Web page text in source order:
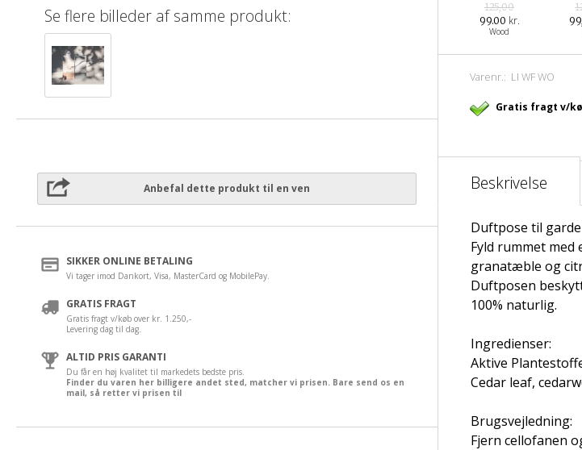
Se flere billeder af samme produkt:
125,00
99.00 kr.
Wood
Varenr.: LI WF WO
Gratis fragt v/
Beskrivelse
Duftpose til
Fyld rummet
granatæble og
Duftposen
100% naturlig.
Ingredienser:
Aktive
Cedar leaf,
Brugsvejledning:
Fjern cellofanen
Anbefal dette produkt til en ven
SIKKER ONLINE BETALING
Vi tager imod Dankort, Visa, MasterCard og MobilePay.
GRATIS FRAGT
Gratis fragt v/køb over kr. 1.250,-
Levering dag til dag.
ALTID PRIS GARANTI
Du får en høj kvalitet til markedets bedste pris.
Finder du varen her billigere andet sted, matcher vi prisen. Bare send os en
mail, så retter vi prisen til